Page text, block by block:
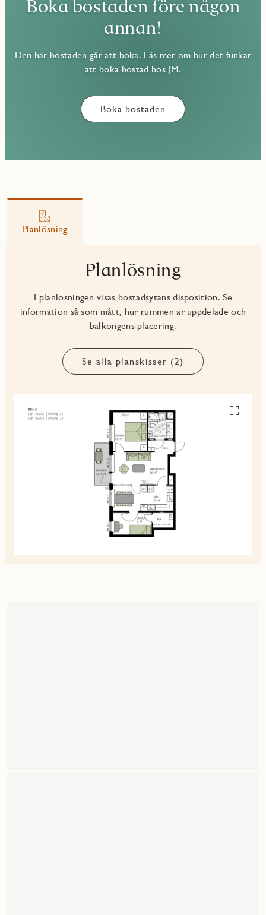
Boka bostaden före någon
annan!
Den här bostaden går att boka. Läs mer om hur det funkar
att boka bostad hos JM.
Boka bostaden
Planlösning
Planlösning
I planlösningen visas bostadsytans disposition. Se
information så som mått, hur rummen är uppdelade och
balkongens placering.
Se alla planskisser (2)
Se